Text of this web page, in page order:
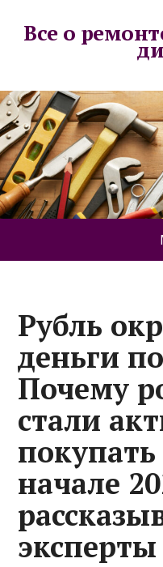
Все о
Рубль
деньги
Почему
стали
начале
эксперты